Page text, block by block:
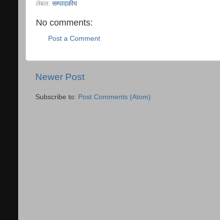
लेबल: सम्पादकीय
No comments:
Post a Comment
Newer Post
Subscribe to: Post Comments (Atom)